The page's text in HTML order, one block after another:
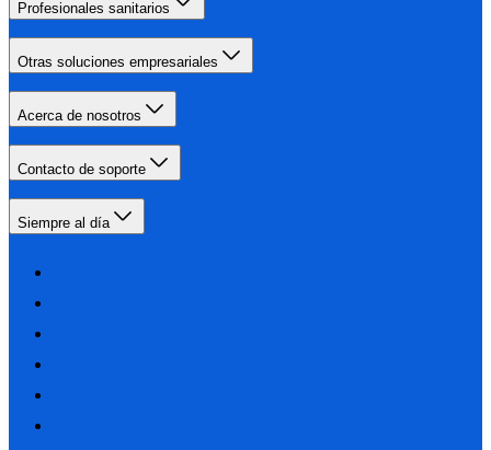
Profesionales sanitarios
Otras soluciones empresariales
Acerca de nosotros
Contacto de soporte
Siempre al día